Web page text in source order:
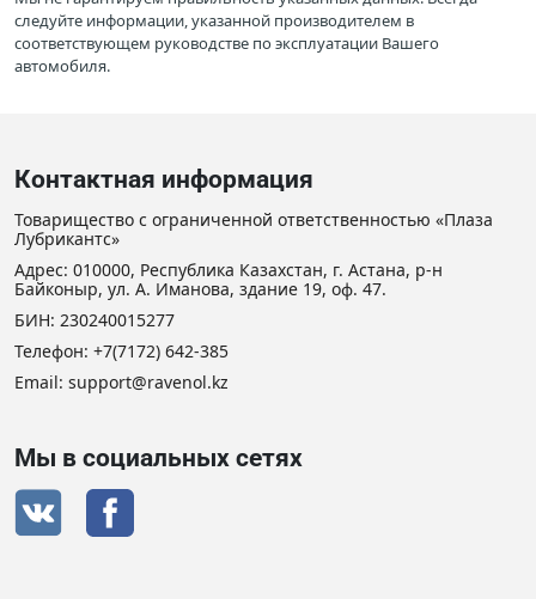
следуйте информации, указанной производителем в
соответствующем руководстве по эксплуатации Вашего
автомобиля.
Контактная информация
Товарищество с ограниченной ответственностью «Плаза
Лубрикантс»
Адрес: 010000, Республика Казахстан, г. Астана, р-н
Байконыр, ул. А. Иманова, здание 19, оф. 47.
БИН: 230240015277
Телефон: +7(7172) 642-385
Email: support@ravenol.kz
Мы в социальных сетях